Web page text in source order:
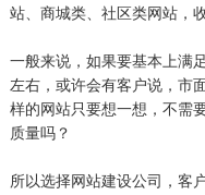
站、商城类、社区类网站，
一般来说，如果要基本上满
左右，或许会有客户说，市
样的网站只要想一想，不需
质量吗？
所以选择网站建设公司，客